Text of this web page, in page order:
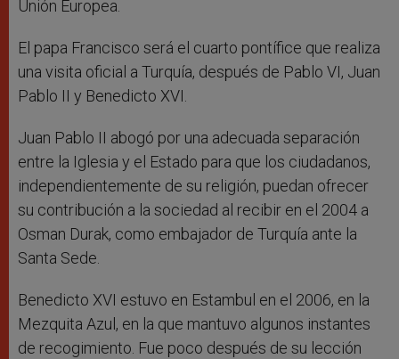
Unión Europea.
El papa Francisco será el cuarto pontífice que realiza
una visita oficial a Turquía, después de Pablo VI, Juan
Pablo II y Benedicto XVI.
Juan Pablo II abogó por una adecuada separación
entre la Iglesia y el Estado para que los ciudadanos,
independientemente de su religión, puedan ofrecer
su contribución a la sociedad al recibir en el 2004 a
Osman Durak, como embajador de Turquía ante la
Santa Sede.
Benedicto XVI estuvo en Estambul en el 2006, en la
Mezquita Azul, en la que mantuvo algunos instantes
de recogimiento. Fue poco después de su lección